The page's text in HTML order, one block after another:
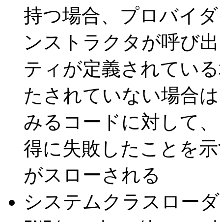
持つ場合、プロバイ
ンストラクタが呼び
ティが定義されてい
たされていない場合
みるコードに対して
得に失敗したことを
がスローされる
システムクラスロー